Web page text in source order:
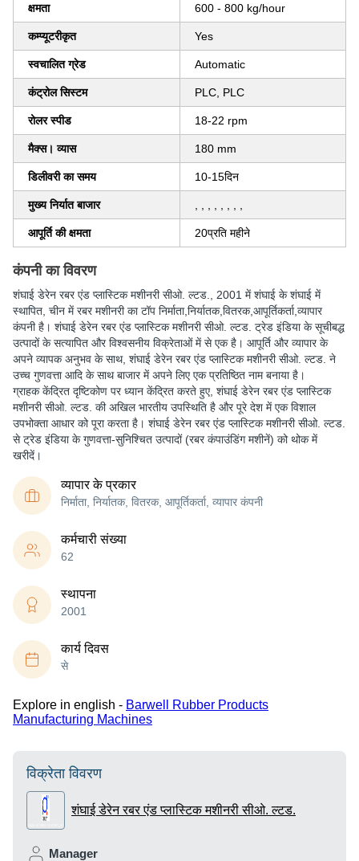
क्षमता 600 - 800 kg/hour
कम्प्यूटरीकृत Yes
स्वचालित ग्रेड Automatic
कंट्रोल सिस्टम PLC, PLC
रोलर स्पीड 18-22 rpm
मैक्स। व्यास 180 mm
डिलीवरी का समय 10-15दिन
मुख्य निर्यात बाजार
आपूर्ति की क्षमता 20प्रति महीने
कंपनी का विवरण
शंघाई डेरेन रबर एंड प्लास्टिक मशीनरी सीओ. ल्टड.
, 2001 में शंघाई के शंघाई में
स्थापित, चीन में रबर मशीनरी का टॉप निर्माता,निर्यातक,वितरक,आपूर्तिकर्ता,व्यापार
कंपनी है। शंघाई डेरेन रबर एंड प्लास्टिक मशीनरी सीओ. ल्टड. ट्रेड इंडिया के सूचीबद्ध
उत्पादों के सत्यापित और विश्वसनीय विक्रेताओं में से एक है। आपूर्ति और व्यापार के
अपने व्यापक अनुभव के साथ, शंघाई डेरेन रबर एंड प्लास्टिक मशीनरी सीओ. ल्टड. ने
उच्च गुणवत्ता आदि के साथ बाजार में अपने लिए एक प्रतिष्ठित नाम बनाया है।
ग्राहक केंद्रित दृष्टिकोण पर ध्यान केंद्रित करते हुए, शंघाई डेरेन रबर एंड प्लास्टिक
मशीनरी सीओ. ल्टड. की अखिल भारतीय उपस्थिति है और पूरे देश में एक विशाल
उपभोक्ता आधार को पूरा करता है। शंघाई डेरेन रबर एंड प्लास्टिक मशीनरी सीओ. ल्टड.
से ट्रेड इंडिया के गुणवत्ता-सुनिश्चित उत्पादों (रबर कंपाउंडिंग मशीनें) को थोक में
खरीदें।
व्यापार के प्रकार
निर्माता, निर्यातक, वितरक, आपूर्तिकर्ता, व्यापार कंपनी
कर्मचारी संख्या
62
स्थापना
2001
कार्य दिवस
से
Explore in english - Barwell Rubber Products
Manufacturing Machines
विक्रेता विवरण
शंघाई डेरेन रबर एंड प्लास्टिक मशीनरी सीओ. ल्टड.
Manager